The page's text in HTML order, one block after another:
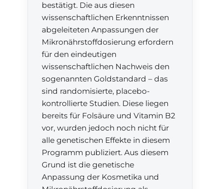
bestätigt. Die aus diesen
wissenschaftlichen Erkenntnissen
abgeleiteten Anpassungen der
Mikronährstoffdosierung erfordern
für den eindeutigen
wissenschaftlichen Nachweis den
sogenannten Goldstandard – das
sind randomisierte, placebo-
kontrollierte Studien. Diese liegen
bereits für Folsäure und Vitamin B2
vor, wurden jedoch noch nicht für
alle genetischen Effekte in diesem
Programm publiziert. Aus diesem
Grund ist die genetische
Anpassung der Kosmetika und